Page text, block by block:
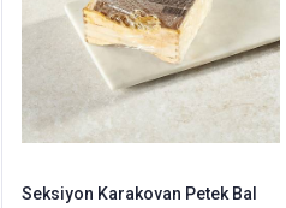
Seksiyon Karakovan Petek Bal